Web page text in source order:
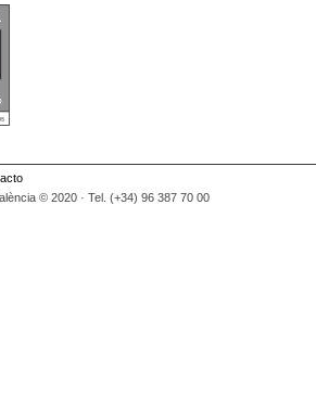
© 2020 · Tel. (+34) 96 387 70 00